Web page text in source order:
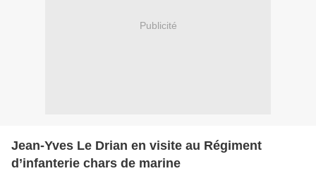
Publicité
Jean-Yves Le Drian en visite au Régiment
d’infanterie chars de marine